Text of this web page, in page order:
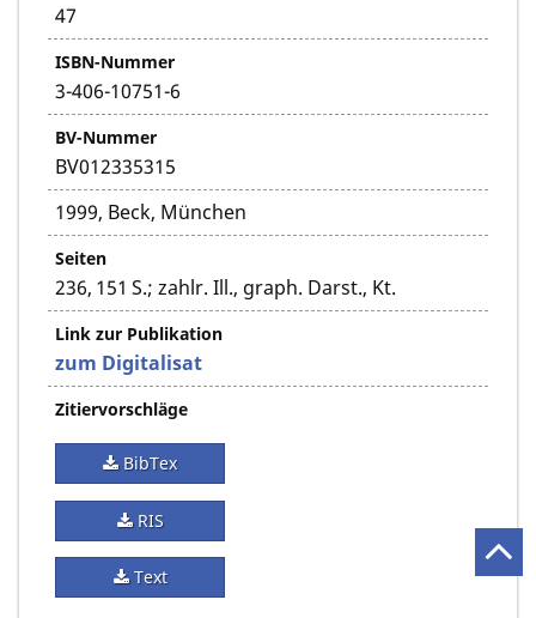
47
ISBN-Nummer
3-406-10751-6
BV-Nummer
BV012335315
1999, Beck, München
Seiten
236, 151 S.; zahlr. Ill., graph. Darst., Kt.
Link zur Publikation
zum Digitalisat
Zitiervorschläge
BibTex
RIS
Text